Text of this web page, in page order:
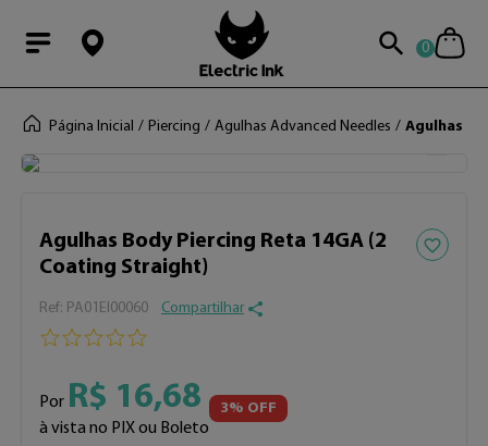
Modal0
Página Inicial Piercing Agulhas Advanced Needles Agulhas
Agulhas Body Piercing Reta 14GA (2
Coating Straight)
Adicionar
: PA01EI00060 Compartilhar
Por R$ 16,68
à vista no PIX ou Boleto
3% OFF